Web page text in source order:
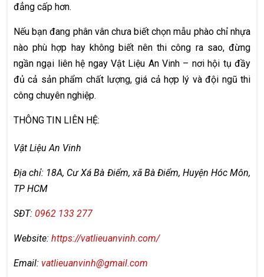
đẳng cấp hơn.
Nếu bạn đang phân vân chưa biết chọn mẫu phào chỉ nhựa
nào phù hợp hay không biết nên thi công ra sao, đừng
ngần ngại liên hệ ngay Vật Liệu An Vinh – nơi hội tụ đầy
đủ cả sản phẩm chất lượng, giá cả hợp lý và đội ngũ thi
công chuyên nghiệp.
THÔNG TIN LIÊN HỆ:
Vật Liệu An Vinh
Địa chỉ: 18A, Cư Xá Bà Điểm, xã Bà Điểm, Huyện Hóc Môn,
TP HCM
SĐT: 0962 133 277
Website: https://vatlieuanvinh.com/
Email: vatlieuanvinh@gmail.com